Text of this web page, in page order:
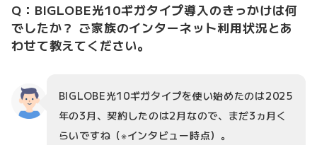
Q：BIGLOBE光10ギガタイプ導入のきっかけは何
でしたか？ ご家族のインターネット利用状況とあ
わせて教えてください。
BIGLOBE光10ギガタイプを使い始めたのは2025
年の3月、契約したのは2月なので、まだ3ヵ月く
らいですね（※インタビュー時点）。